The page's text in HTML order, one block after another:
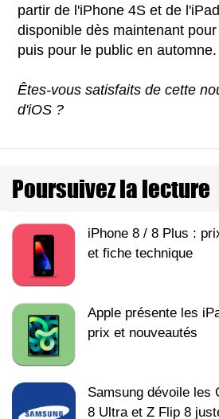
partir de l'iPhone 4S et de
disponible dès maintenant
puis pour le public en automne.
Êtes-vous satisfaits de cette
d'iOS ?
Poursuivez la lecture
iPhone 8 / 8 Plus :
et fiche technique
Apple présente les
prix et nouveautés
Samsung dévoile les
8 Ultra et Z Flip 8